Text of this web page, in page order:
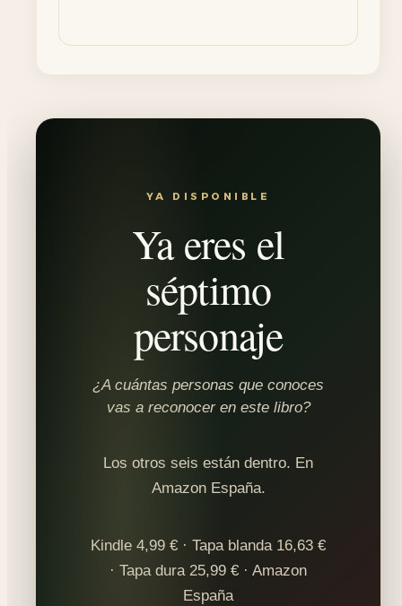
YA DISPONIBLE
Ya eres el
séptimo
personaje
¿A cuántas personas que conoces
vas a reconocer en este libro?
Los otros seis están dentro. En
Amazon España.
Kindle 4,99 € · Tapa blanda 16,63 €
· Tapa dura 25,99 € · Amazon
España